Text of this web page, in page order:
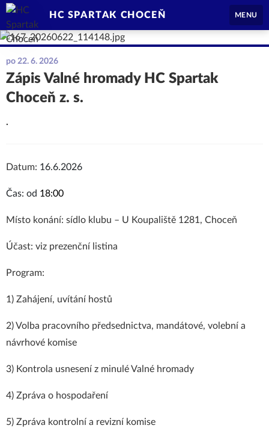
HC SPARTAK CHOCEŇ MENU
po 22. 6. 2026
Zápis Valné hromady HC Spartak
Choceň z. s.
.
Datum: 16.6.2026
Čas: od 18:00
Místo konání: sídlo klubu – U Koupaliště 1281, Choceň
Účast: viz prezenční listina
Program:
1) Zahájení, uvítání hostů
2) Volba pracovního předsednictva, mandátové, volební a
návrhové komise
3) Kontrola usnesení z minulé Valné hromady
4) Zpráva o hospodaření
5) Zpráva kontrolní a revizní komise